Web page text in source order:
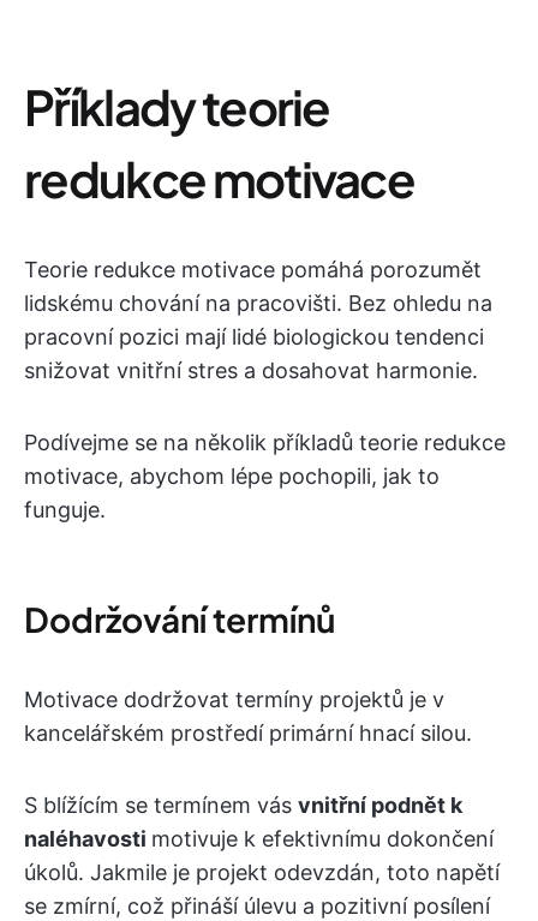
Příklady teorie
redukce motivace
Teorie redukce motivace pomáhá porozumět
lidskému chování na pracovišti. Bez ohledu na
pracovní pozici mají lidé biologickou tendenci
snižovat vnitřní stres a dosahovat harmonie.
Podívejme se na několik příkladů teorie redukce
motivace, abychom lépe pochopili, jak to
funguje.
Dodržování termínů
Motivace dodržovat termíny projektů je v
kancelářském prostředí primární hnací silou.
S blížícím se termínem vás vnitřní podnět k
naléhavosti motivuje k efektivnímu dokončení
úkolů. Jakmile je projekt odevzdán, toto napětí
se zmírní, což přináší úlevu a pozitivní posílení